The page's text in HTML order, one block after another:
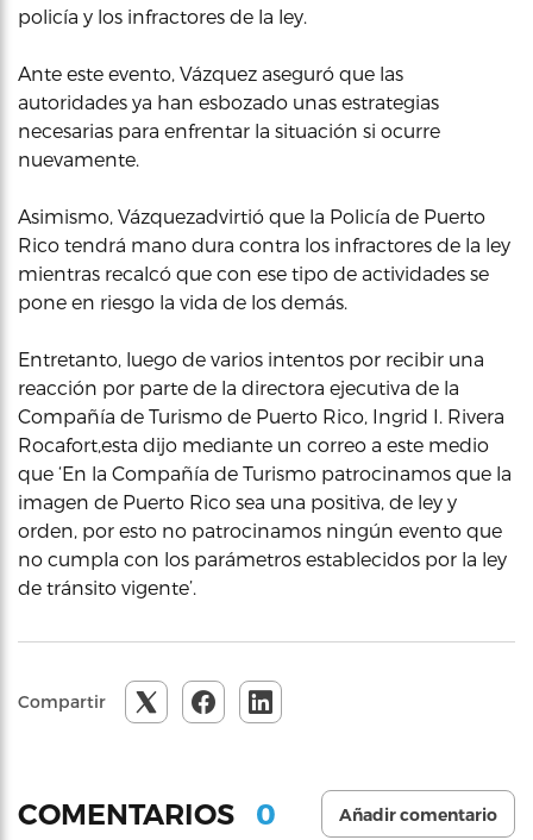
policía y los infractores de la ley.
Ante este evento, Vázquez aseguró que las
autoridades ya han esbozado unas estrategias
necesarias para enfrentar la situación si ocurre
nuevamente.
Asimismo, Vázquezadvirtió que la Policía de Puerto
Rico tendrá mano dura contra los infractores de la ley
mientras recalcó que con ese tipo de actividades se
pone en riesgo la vida de los demás.
Entretanto, luego de varios intentos por recibir una
reacción por parte de la directora ejecutiva de la
Compañía de Turismo de Puerto Rico, Ingrid I. Rivera
Rocafort,esta dijo mediante un correo a este medio
que ‘En la Compañía de Turismo patrocinamos que la
imagen de Puerto Rico sea una positiva, de ley y
orden, por esto no patrocinamos ningún evento que
no cumpla con los parámetros establecidos por la ley
de tránsito vigente’.
Compartir
COMENTARIOS 0 Añadir comentario